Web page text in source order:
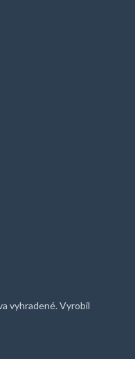
vyhradené. Vyrobil